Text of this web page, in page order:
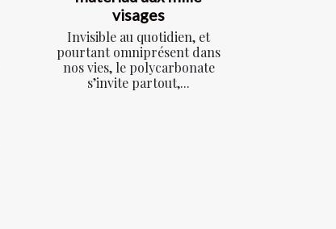
visages
Invisible au quotidien, et
pourtant omniprésent dans
nos vies, le polycarbonate
s’invite partout,...